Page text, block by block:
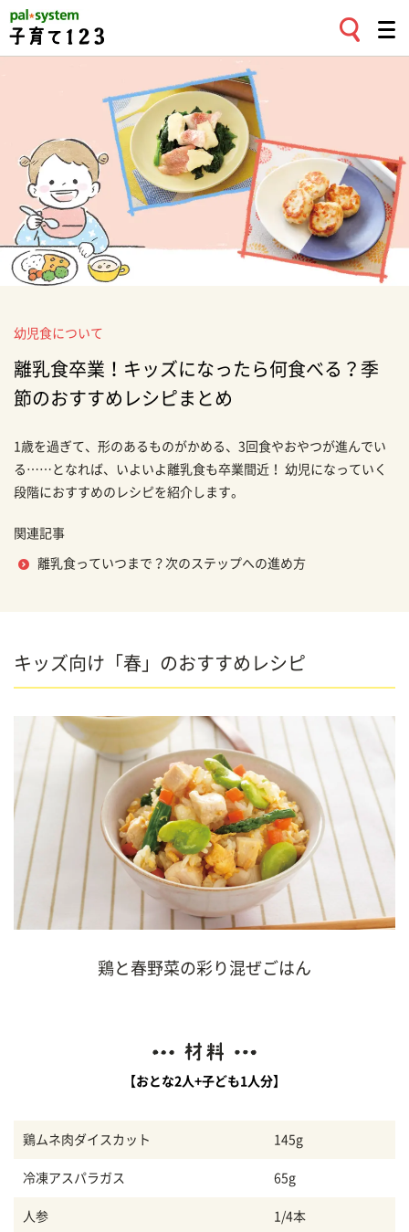
幼児食について
離乳食卒業！キッズになったら何食べる？季
節のおすすめレシピまとめ
1歳を過ぎて、形のあるものがかめる、3回食やおやつが進んでい
る……となれば、いよいよ離乳食も卒業間近！ 幼児になっていく
段階におすすめのレシピを紹介します。
関連記事
離乳食っていつまで？次のステップへの進め方
キッズ向け「春」のおすすめレシピ
鶏と春野菜の彩り混ぜごはん
【おとな2人+子ども1人分】
鶏ムネ肉ダイスカット 145g
冷凍アスパラガス 65g
人参 1/4本